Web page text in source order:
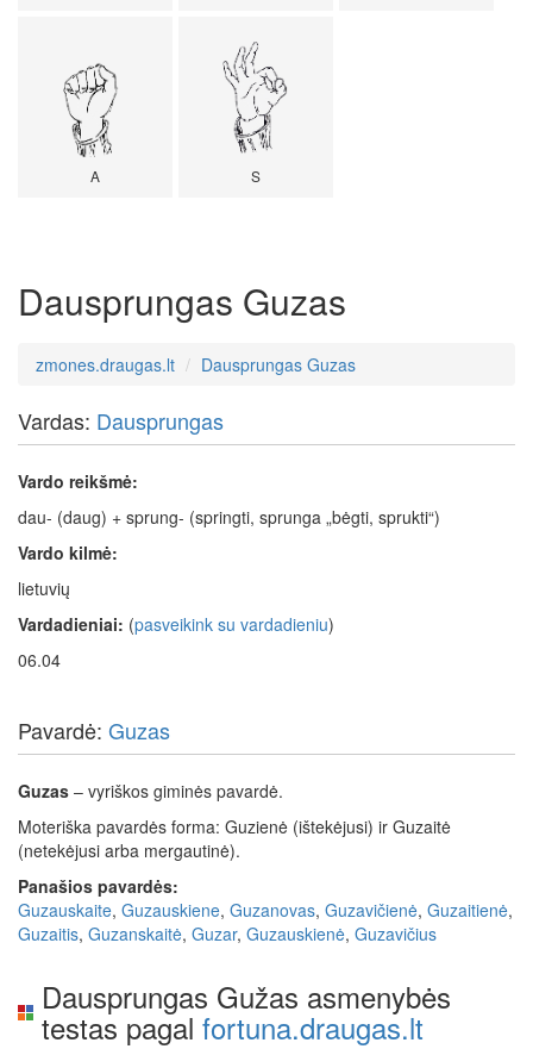
A S
Dausprungas Guzas
zmones.draugas.lt Dausprungas Guzas
Vardas: Dausprungas
Vardo reikšmė:
dau- (daug) + sprung- (springti, sprunga „bėgti, sprukti“)
Vardo kilmė:
lietuvių
Vardadieniai: (pasveikink su vardadieniu)
06.04
Pavardė: Guzas
Guzas – vyriškos giminės pavardė.
Moteriška pavardės forma: Guzienė (ištekėjusi) ir Guzaitė
(netekėjusi arba mergautinė).
Panašios pavardės:
Guzauskaite, Guzauskiene, Guzanovas, Guzavičienė, Guzaitienė,
Guzaitis, Guzanskaitė, Guzar, Guzauskienė, Guzavičius
Dausprungas Gužas asmenybės
testas pagal fortuna.draugas.lt